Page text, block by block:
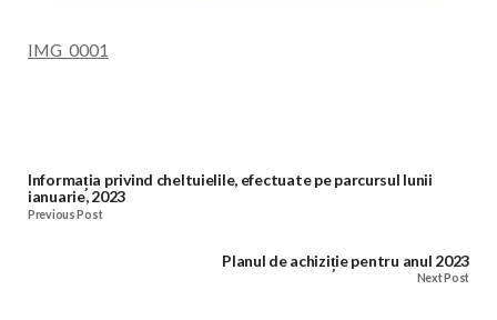
IMG_0001
Informația privind cheltuielile, efectuate pe parcursul lunii
ianuarie, 2023
Previous Post
Planul de achiziție pentru anul 2023
Next Post